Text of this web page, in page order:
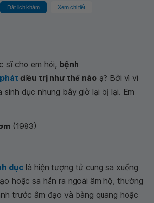
Đặt lịch khám Xem chi tiết
sĩ cho em hỏi, bệnh
điều trị như thế nào ạ? Bởi vì vì
sinh dục nhưng bây giờ lại bị lại. Em
(1983)
dục là hiện tượng tử cung sa xuống
hoặc sa hẳn ra ngoài âm hộ, thường
trước âm đạo và bàng quang hoặc